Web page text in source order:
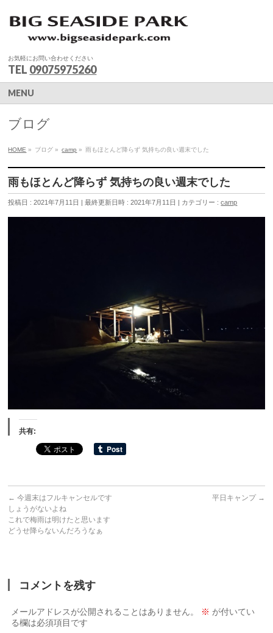
お気軽にお問い合わせください
TEL 09075975260
MENU
ブログ
HOME » ブログ » camp » 雨もほとんど降らず 気持ちの良い週末でした
雨もほとんど降らず 気持ちの良い週末でした
投稿日 : 2021年7月11日 最終更新日時 : 2021年7月11日 カテゴリー :camp
共有:
← 今週末はフルキャンセルです
しょうがないよね
これで梅雨は明けたと思います
どうせ降らないんだろうなぁ
平日キャンプ →
コメントを残す
メールアドレスが公開されることはありません。 ※ が付いてい
る欄は必須項目です